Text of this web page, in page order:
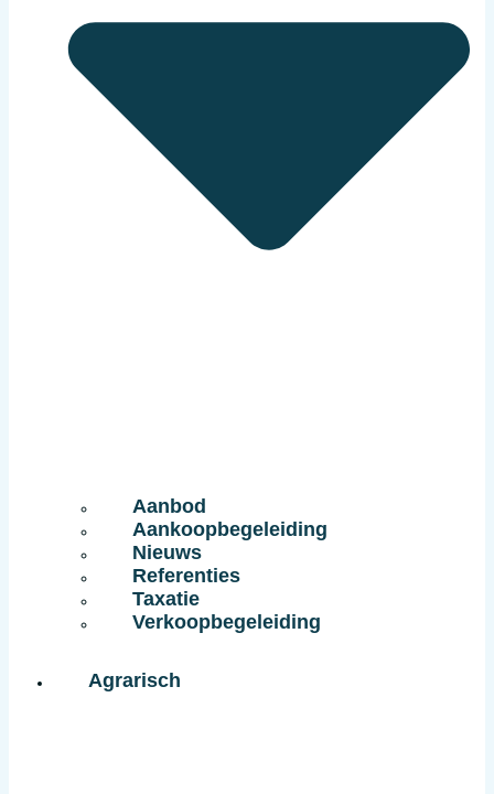
Aanbod
Aankoopbegeleiding
Nieuws
Referenties
Taxatie
Verkoopbegeleiding
Agrarisch